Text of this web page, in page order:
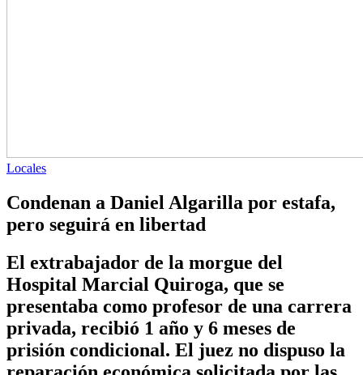
Locales
Condenan a Daniel Algarilla por estafa,
pero seguirá en libertad
El extrabajador de la morgue del
Hospital Marcial Quiroga, que se
presentaba como profesor de una carrera
privada, recibió 1 año y 6 meses de
prisión condicional. El juez no dispuso la